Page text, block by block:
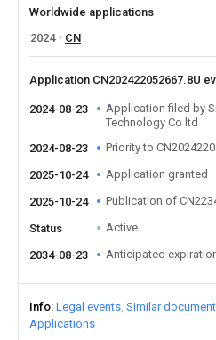
Worldwide applications
2024
CN
Application CN202422052667.8U
2024-08-23
Application filed by
Technology Co ltd
2024-08-23
Priority to
2025-10-24 Application granted
2025-10-24 Publication of
Status Active
2034-08-23 Anticipated
Info Legal events Similar
Applications